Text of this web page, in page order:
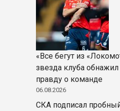
«Все бегут из
звезда клуба
правду о команде
06.08.2026
СКА подписал